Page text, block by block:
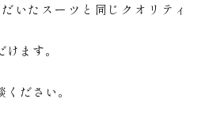
いたスーツと同じクオリティ
ます。
ださい。